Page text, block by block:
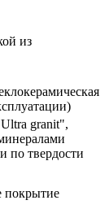
из
granit",
по твердости
покрытие